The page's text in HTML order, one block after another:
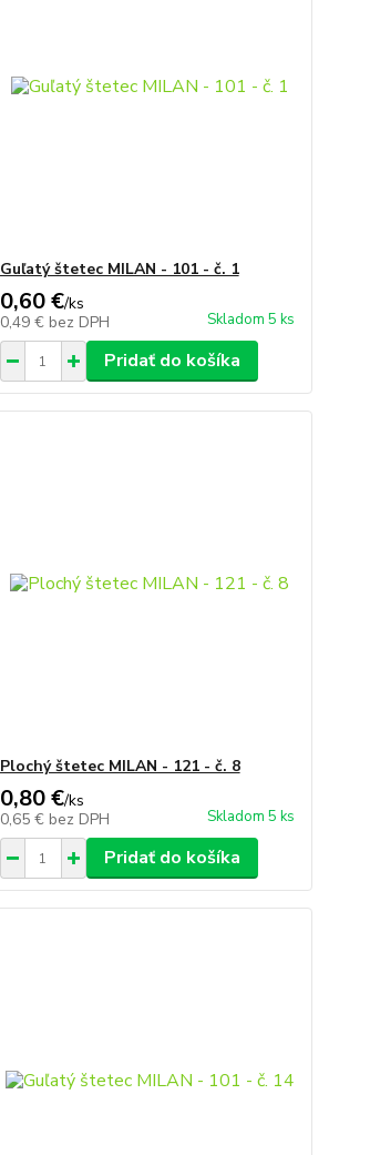
Guľatý štetec MILAN - 101 - č. 1
0,60 €/ks
0,49 € bez DPH Skladom 5 ks
Pridať do košíka
Plochý štetec MILAN - 121 - č. 8
0,80 €/ks
0,65 € bez DPH Skladom 5 ks
Pridať do košíka